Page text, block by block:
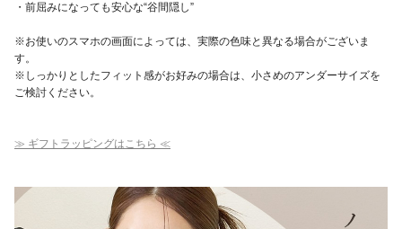
・前屈みになっても安心な“谷間隠し”
※お使いのスマホの画面によっては、実際の色味と異なる場合がございま
す。
※しっかりとしたフィット感がお好みの場合は、小さめのアンダーサイズを
ご検討ください。
≫ ギフトラッピングはこちら ≪